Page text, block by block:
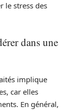
le stress des
dans une
implique
car elles
En général,